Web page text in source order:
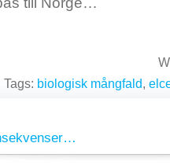
Tags: biologisk mångfald,